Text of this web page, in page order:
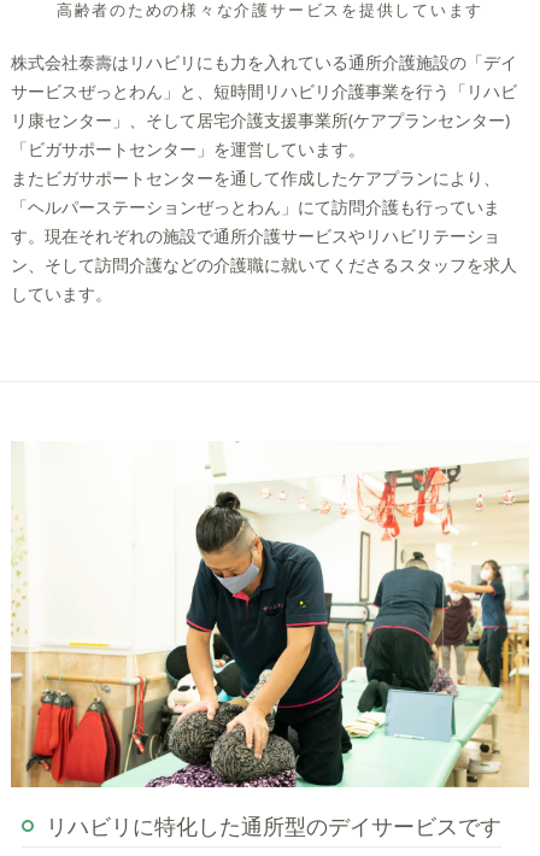
高齢者のための様々な介護サービスを提供しています
株式会社泰壽はリハビリにも力を入れている通所介護施設の「デイ
サービスぜっとわん」と、短時間リハビリ介護事業を行う「リハビ
リ康センター」、そして居宅介護支援事業所(ケアプランセンター)
「ビガサポートセンター」を運営しています。
またビガサポートセンターを通して作成したケアプランにより、
「ヘルパーステーションぜっとわん」にて訪問介護も行っていま
す。現在それぞれの施設で通所介護サービスやリハビリテーショ
ン、そして訪問介護などの介護職に就いてくださるスタッフを求人
しています。
リハビリに特化した通所型のデイサービスです